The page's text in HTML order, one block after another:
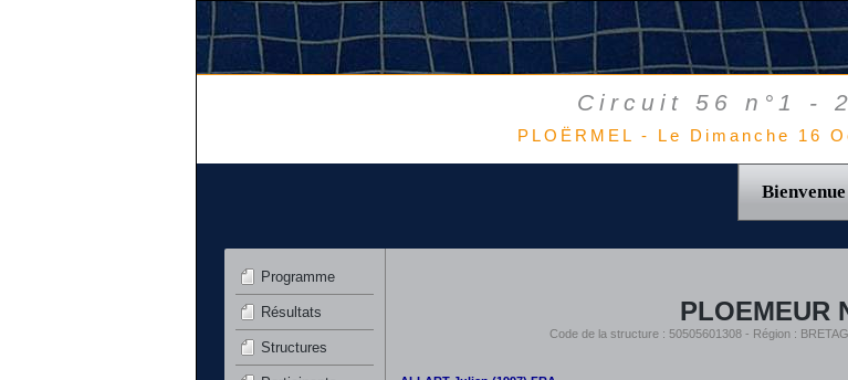
Circuit 56 n°1 -
PLOËRMEL - Le Dimanche 16
Bienvenue
Programme
Résultats
Structures
PLOEMEUR
Code de la structure : 50505601308 - Région :